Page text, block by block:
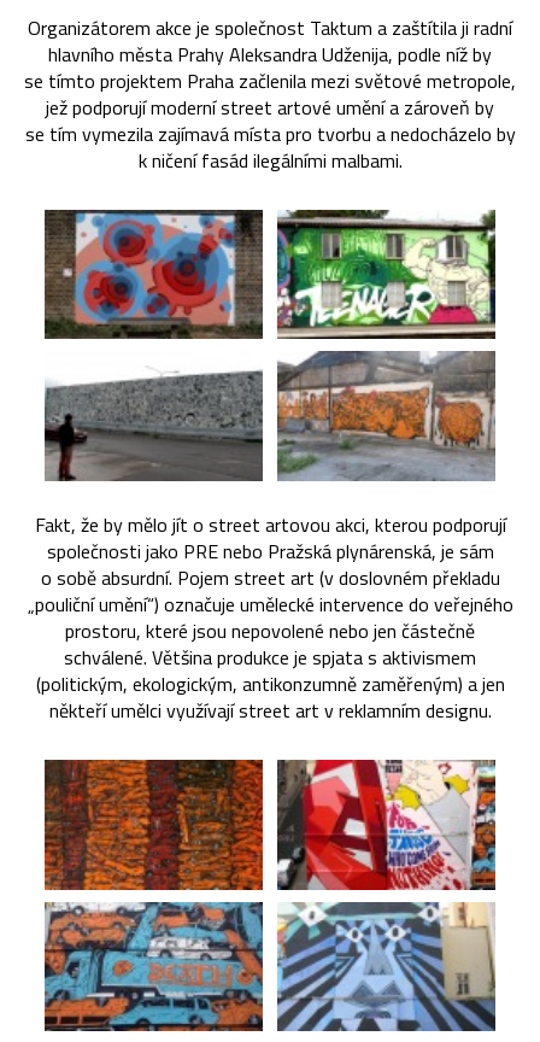
Organizátorem akce je společnost Taktum a zaštítila ji radní
hlavního města Prahy Aleksandra Udženija, podle níž by
se tímto projektem Praha začlenila mezi světové metropole,
jež podporují moderní street artové umění a zároveň by
se tím vymezila zajímavá místa pro tvorbu a nedocházelo by
k ničení fasád ilegálními malbami.
Fakt, že by mělo jít o street artovou akci, kterou podporují
společnosti jako PRE nebo Pražská plynárenská, je sám
o sobě absurdní. Pojem street art (v doslovném překladu
„pouliční umění“) označuje umělecké intervence do veřejného
prostoru, které jsou nepovolené nebo jen částečně
schválené. Většina produkce je spjata s aktivismem
(politickým, ekologickým, antikonzumně zaměřeným) a jen
někteří umělci využívají street art v reklamním designu.